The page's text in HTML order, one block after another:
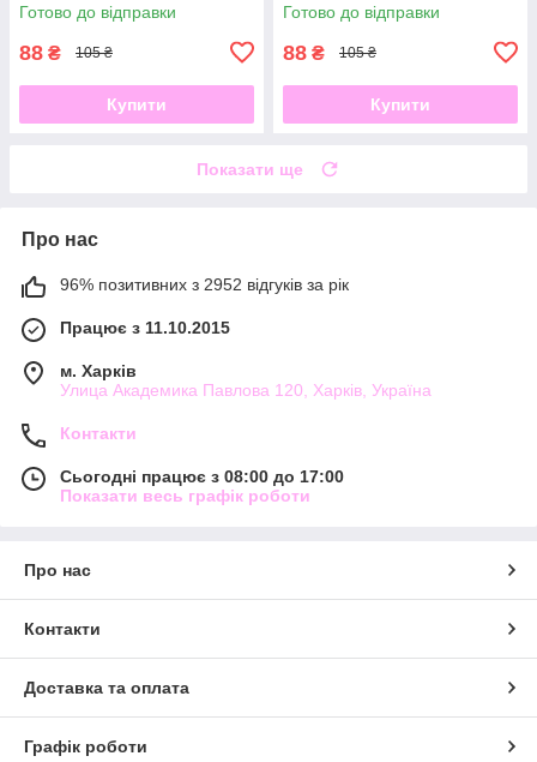
Готово до відправки
88 ₴ 105 ₴
Купити
Готово до відправки
88 ₴ 105 ₴
Купити
Показати ще
Про нас
96% позитивних з 2952 відгуків за рік
Працює з 11.10.2015
м. Харків
Улица Академика Павлова 120, Харків, Україна
Контакти
Сьогодні працює з 08:00 до 17:00
Показати весь графік роботи
Про нас
Контакти
Доставка та оплата
Графік роботи